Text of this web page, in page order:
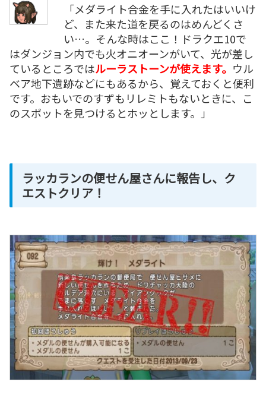
「メダライト合金を手に入れたはいいけ
ど、また来た道を戻るのはめんどくさ
い…。そんな時はここ！ドラクエ10で
はダンジョン内でも火オニオーンがいて、光が差し
ているところではルーラストーンが使えます。 ウル
ベア地下遺跡などにもあるから、覚えておくと便利
です。おもいでのすずもリレミトもないときに、こ
のスポットを見つけるとホッとします。」
ラッカランの便せん屋さんに報告し、ク
エストクリア！